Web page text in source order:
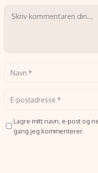
Lagre mitt navn, e-post og
gang jeg kommenterer.